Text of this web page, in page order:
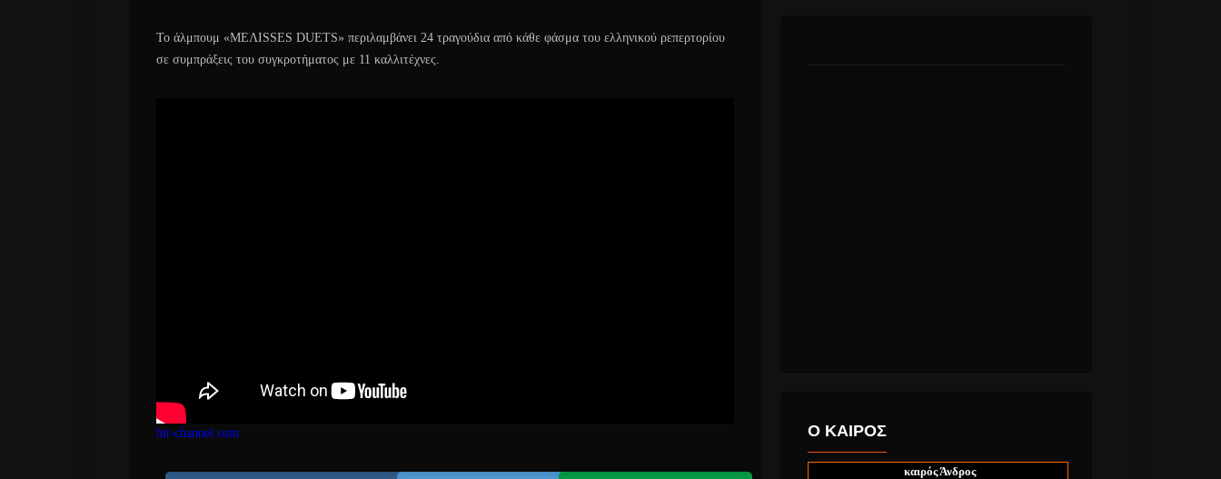
Το άλμπουμ «ΜΕΛΙSSES DUETS» περιλαμβάνει 24 τραγούδια από κάθε φάσμα του ελληνικού ρεπερτορίου
σε συμπράξεις του συγκροτήματος με 11 καλλιτέχνες.
hit-channel.com Ο ΚΑΙΡΟΣ
καιρός Άνδρος